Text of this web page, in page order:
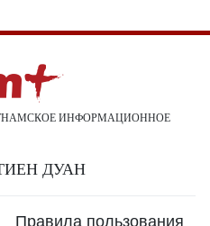
ИНФОРМАЦИОННОЕ
ТИЕН ДУАН
Правила пользования